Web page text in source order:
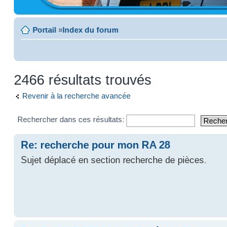
Portail »Index du forum
2466 résultats trouvés
Revenir à la recherche avancée
Rechercher dans ces résultats:
Re: recherche pour mon RA 28
Sujet déplacé en section recherche de pièces.